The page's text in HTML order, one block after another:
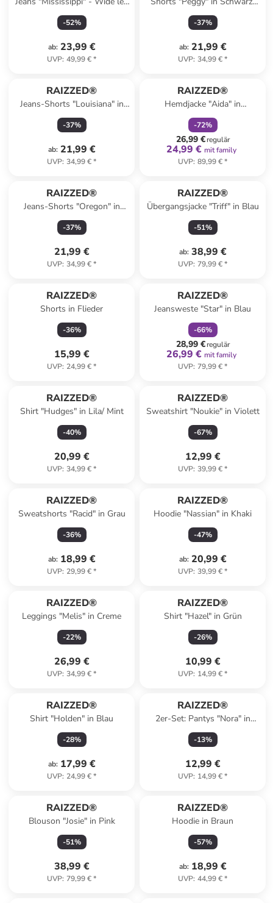
- in Blau
-52%
ab: 23,99 €
UVP: 49,99 €*
Weiß
-37%
ab: 21,99 €
UVP: 34,99 €*
RAIZZED®
Jeans-Shorts "Louisiana" in
Schwarz
-37%
ab: 21,99 €
UVP: 34,99 €*
RAIZZED®
Hemdjacke "Aida" in
Hellbraun
-72%
26,99 €regulär
24,99 € mit family
UVP: 89,99 €*
RAIZZED®
Jeans-Shorts "Oregon" in
Dunkelblau
-37%
21,99 €
UVP: 34,99 €*
RAIZZED®
Übergangsjacke "Triff" in Blau
-51%
ab: 38,99 €
UVP: 79,99 €*
RAIZZED®
Shorts in Flieder
-36%
15,99 €
UVP: 24,99 €*
RAIZZED®
Jeansweste "Star" in Blau
-66%
28,99 €regulär
26,99 € mit family
UVP: 79,99 €*
RAIZZED®
Shirt "Hudges" in Lila/ Mint
-40%
20,99 €
UVP: 34,99 €*
RAIZZED®
Sweatshirt "Noukie" in Violett
-67%
12,99 €
UVP: 39,99 €*
RAIZZED®
Sweatshorts "Racid" in Grau
-36%
ab: 18,99 €
UVP: 29,99 €*
RAIZZED®
Hoodie "Nassian" in Khaki
-47%
ab: 20,99 €
UVP: 39,99 €*
RAIZZED®
Leggings "Melis" in Creme
-22%
26,99 €
UVP: 34,99 €*
RAIZZED®
Shirt "Hazel" in Grün
-26%
10,99 €
UVP: 14,99 €*
RAIZZED®
Shirt "Holden" in Blau
-28%
ab: 17,99 €
UVP: 24,99 €*
RAIZZED®
2er-Set: Pantys "Nora" in
Grau/ Schwarz
-13%
12,99 €
UVP: 14,99 €*
RAIZZED®
Blouson "Josie" in Pink
-51%
38,99 €
UVP: 79,99 €*
RAIZZED®
Hoodie in Braun
-57%
ab: 18,99 €
UVP: 44,99 €*